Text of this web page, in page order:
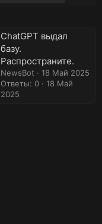
ChatGPT выдал
базу.
Распространите.
NewsBot
18 Май 2025
Ответы: 0
18 Май
2025